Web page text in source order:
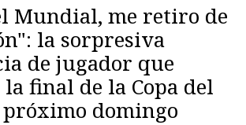
Mundial, me retiro de
la sorpresiva
de jugador que
final de la Copa del
domingo